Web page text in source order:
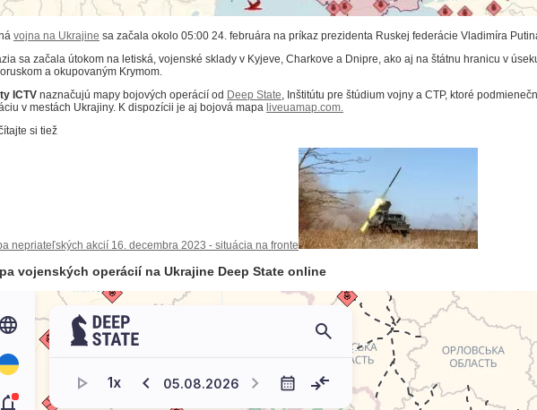
vojna na Ukrajine sa začala okolo 05:00 24. februára na príkaz prezidenta Ruskej federácie Vladimíra
sa začala útokom na letiská, vojenské sklady v Kyjeve, Charkove a Dnipre, ako aj na štátnu hranicu v
a okupovaným Krymom.
ICTV naznačujú mapy bojových operácií od Deep State, Inštitútu pre štúdium vojny a CTP, ktoré
v mestách Ukrajiny. K dispozícii je aj bojová mapa liveuamap.com.
si tiež
nepriateľských akcií 16. decembra 2023 - situácia na fronte
vojenských operácií na Ukrajine Deep State online